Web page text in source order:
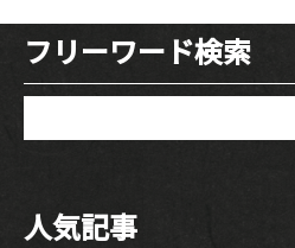
フリーワード検索
人気記事